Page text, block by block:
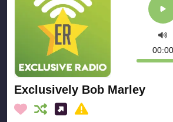
Exclusively Bob Marley
00:00